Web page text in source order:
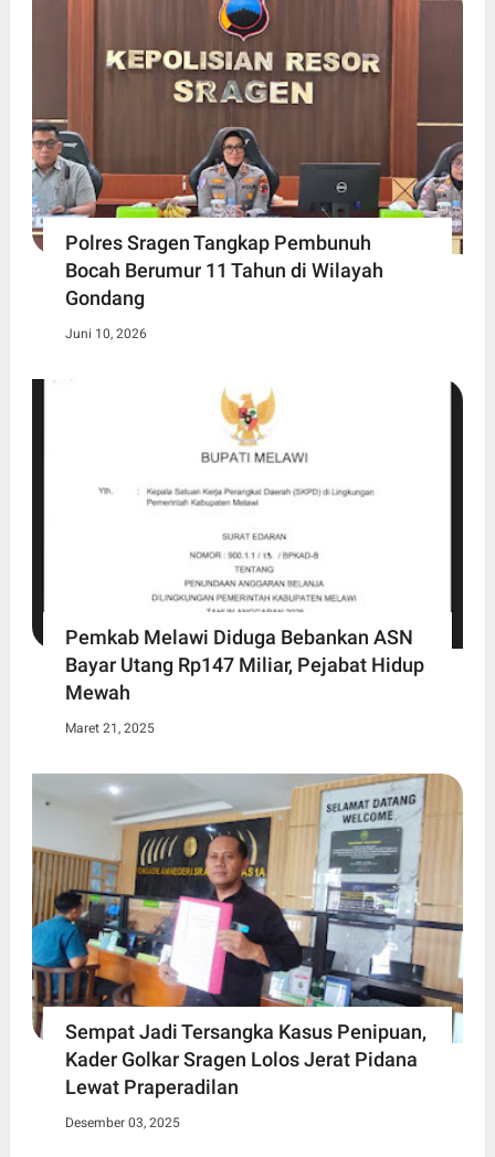
Polres Sragen Tangkap Pembunuh
Bocah Berumur 11 Tahun di Wilayah
Gondang
Juni 10, 2026
Pemkab Melawi Diduga Bebankan ASN
Bayar Utang Rp147 Miliar, Pejabat Hidup
Mewah
Maret 21, 2025
Sempat Jadi Tersangka Kasus Penipuan,
Kader Golkar Sragen Lolos Jerat Pidana
Lewat Praperadilan
Desember 03, 2025